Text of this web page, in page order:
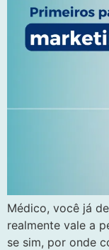
Médico, você já
realmente vale a
se sim, por onde